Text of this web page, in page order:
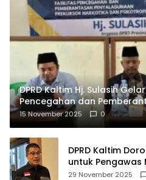
DPRD Kaltim Hj. Sulasih
Pencegahan dan
15 November 2025 0
DPRD Kaltim
untuk Pengawas
Agama
29 November 2025